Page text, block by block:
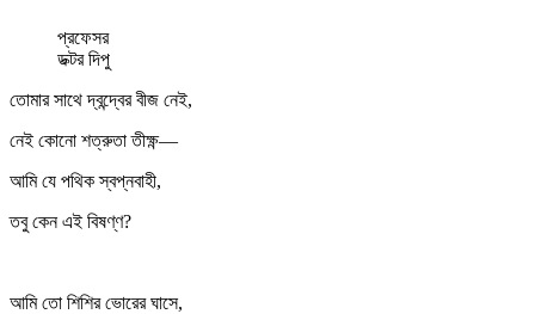
প্রফেসর
ডক্টর দিপু
তোমার সাথে দ্বন্দ্বের বীজ নেই,
নেই কোনো শত্রুতা তীক্ষ্ণ—
আমি যে পথিক স্বপ্নবাহী,
তবু কেন এই বিষণ্ণ?
আমি তো শিশির ভোরের ঘাসে,